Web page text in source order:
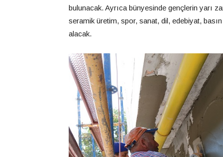
bulunacak. Ayrıca bünyesinde gençlerin yarı
seramik üretim, spor, sanat, dil, edebiyat,
alacak.